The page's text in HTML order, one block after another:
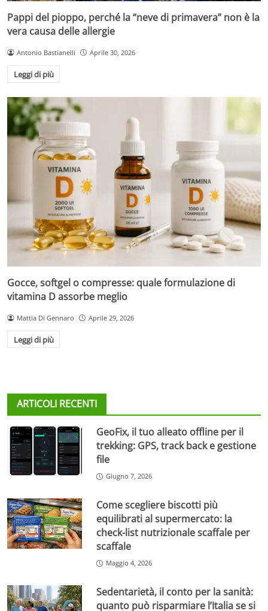
Pappi del pioppo, perché la “neve di primavera” non è la
vera causa delle allergie
Antonio Bastianelli Aprile 30, 2026
Leggi di più
Gocce, softgel o compresse: quale formulazione di
vitamina D assorbe meglio
Mattia Di Gennaro Aprile 29, 2026
Leggi di più
ARTICOLI RECENTI
GeoFix, il tuo alleato offline per il
trekking: GPS, track back e gestione
file
Giugno 7, 2026
Come scegliere biscotti più
equilibrati al supermercato: la
check-list nutrizionale scaffale per
scaffale
Maggio 4, 2026
Sedentarietà, il conto per la sanità:
quanto può risparmiare l’Italia se si